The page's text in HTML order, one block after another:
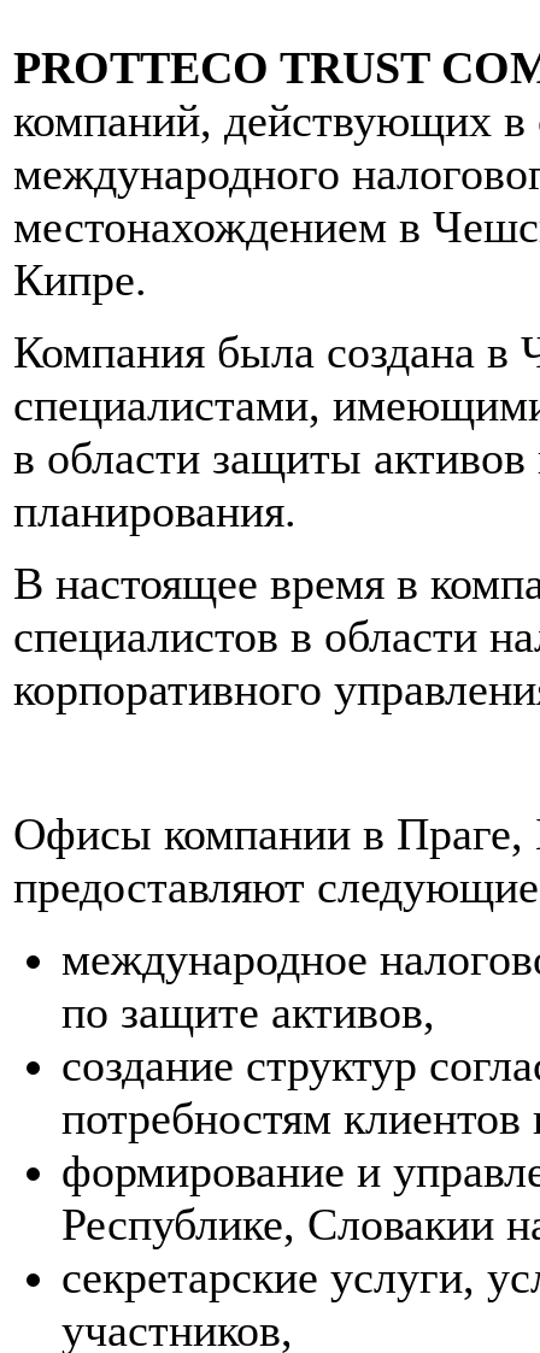
PROTTECO TRUST
компаний, действующих в
международного
местонахождением в
Кипре.
Компания была создана в
специалистами,
в области защиты
планирования.
В настоящее время в
специалистов в области
корпоративного
Офисы компании в Праге,
предоставляют
международное
по защите активов,
создание структур
потребностям
формирование и
Республике, Словакии
секретарские услуги,
участников,